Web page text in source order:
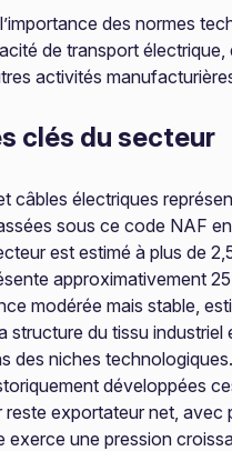
des normes
de transport
activités
clés du secteur
câbles électriques
sous ce code NAF
est estimé à plus de
approximativement
modérée mais stable,
structure du tissu
des niches
développées
exportateur net,
une pression